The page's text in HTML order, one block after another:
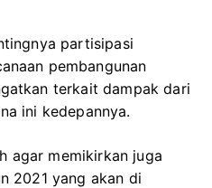
partisipasi
pembangunan
terkait dampak dari
ini kedepannya.
agar memikirkan juga
2021 yang akan di